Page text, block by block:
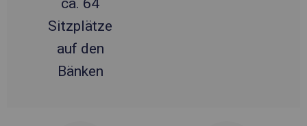
Sitzplätze
auf den
Bänken